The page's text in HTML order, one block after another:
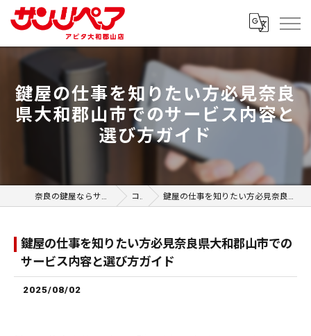
鍵屋の仕事を知りたい方必見奈良
県大和郡山市でのサービス内容と
選び方ガイド
奈良の鍵屋ならサンリペア アピタ大和郡山店 コラム 鍵屋の仕事を知りたい方必見奈良県大和郡山市でのサービス内容と選び方ガイド
鍵屋の仕事を知りたい方必見奈良県大和郡山市での
サービス内容と選び方ガイド
2025/08/02